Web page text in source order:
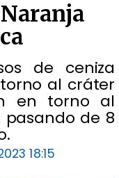
de ceniza
al cráter
en torno al
de 8
18:15